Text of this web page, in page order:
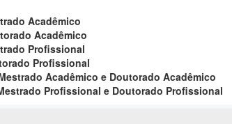
Acadêmico
Acadêmico
Profissional
Profissional
Acadêmico e Doutorado Acadêmico
Profissional e Doutorado Profissional